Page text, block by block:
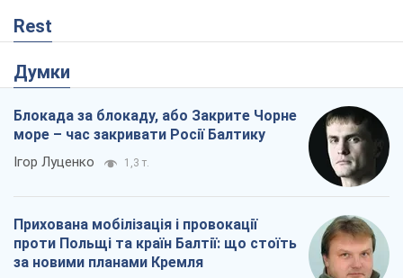
Rest
Думки
Блокада за блокаду, або Закрите Чорне
море – час закривати Росії Балтику
Ігор Луценко 1,3 т.
Прихована мобілізація і провокації
проти Польщі та країн Балтії: що стоїть
за новими планами Кремля